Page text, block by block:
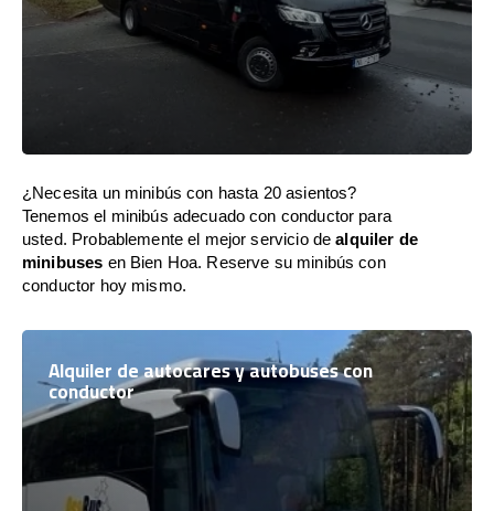
¿Necesita un minibús con hasta 20 asientos?
Tenemos el minibús adecuado con conductor para
usted. Probablemente el mejor servicio dealquiler de
minibuses en Bien Hoa. Reserve su minibús con
conductor hoy mismo.
Alquiler de autocares y autobuses con
conductor